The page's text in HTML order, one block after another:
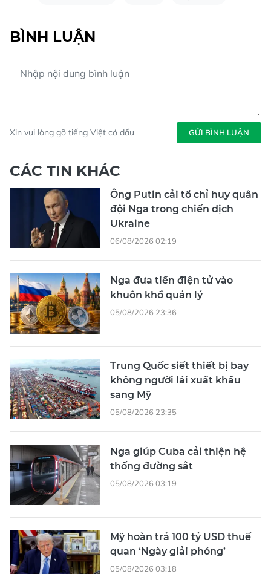
BÌNH LUẬN
Xin vui lòng gõ tiếng Việt có dấu GỬI BÌNH LUẬN
CÁC TIN KHÁC
Ông Putin cải tổ chỉ huy quân
đội Nga trong chiến dịch
Ukraine
06/08/2026 02:19
Nga đưa tiền điện tử vào
khuôn khổ quản lý
05/08/2026 23:36
Trung Quốc siết thiết bị bay
không người lái xuất khẩu
sang Mỹ
05/08/2026 23:35
Nga giúp Cuba cải thiện hệ
thống đường sắt
05/08/2026 03:19
Mỹ hoàn trả 100 tỷ USD thuế
quan ‘Ngày giải phóng’
05/08/2026 03:18